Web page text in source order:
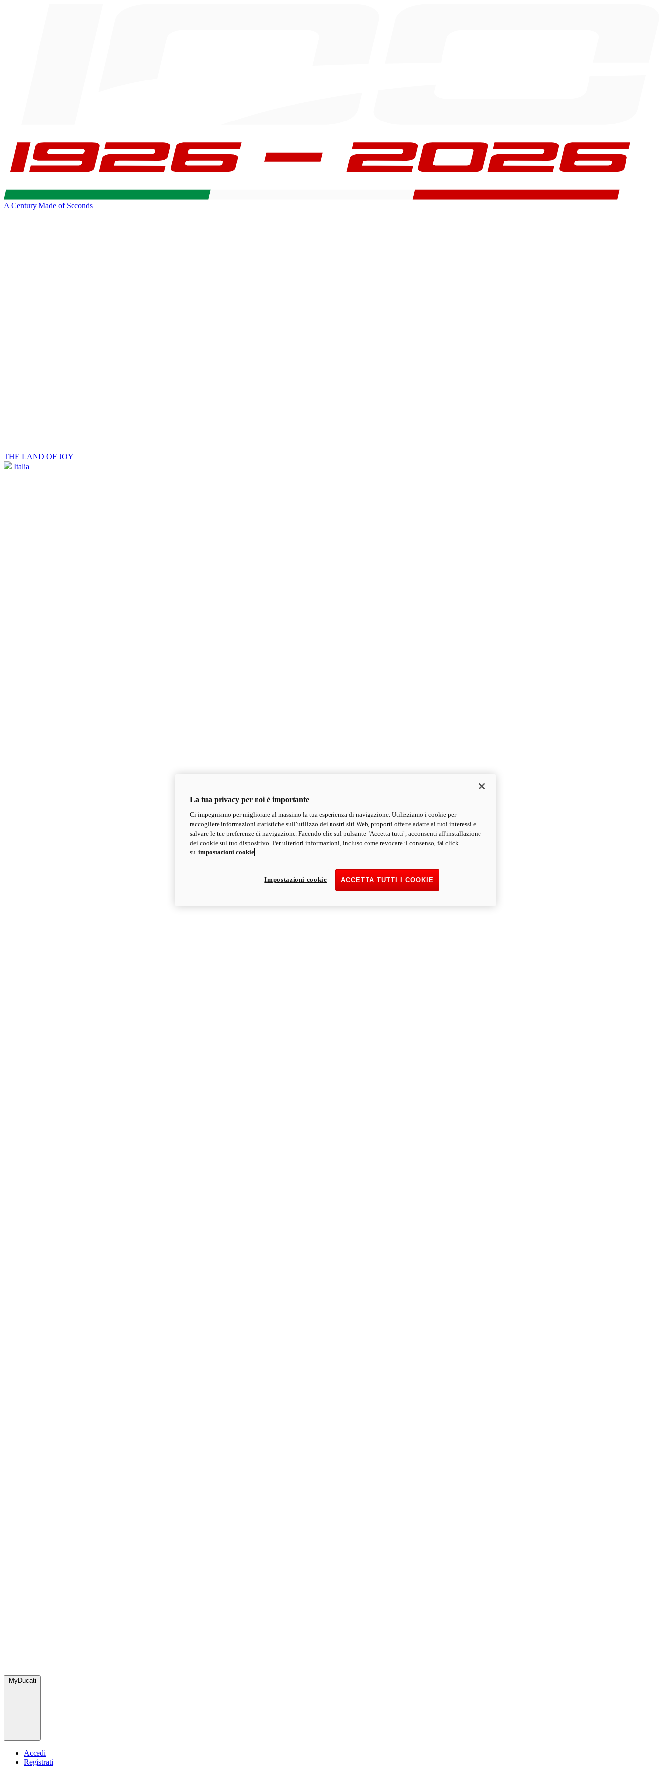
A Century Made of Seconds
THE LAND OF JOY
Italia
MyDucati
Accedi
Registrati
La tua privacy per noi è importante
Ci impegniamo per migliorare al massimo la tua esperienza di navigazione. Utilizziamo i cookie per
raccogliere informazioni statistiche sull’utilizzo dei nostri siti Web, proporti offerte adatte ai tuoi interessi e
salvare le tue preferenze di navigazione. Facendo clic sul pulsante "Accetta tutti", acconsenti all'installazione
dei cookie sul tuo dispositivo. Per ulteriori informazioni, incluso come revocare il consenso, fai click
su impostazioni cookie
ACCETTA TUTTI I COOKIE
Impostazioni cookie